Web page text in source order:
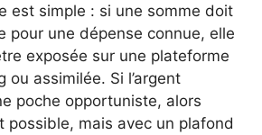
est simple : si une somme doit
pour une dépense connue, elle
exposée sur une plateforme
ou assimilée. Si l’argent
poche opportuniste, alors
possible, mais avec un plafond